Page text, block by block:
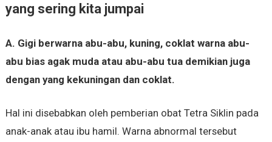
yang sering kita jumpai
A. Gigi berwarna abu-abu, kuning, coklat warna abu-
abu bias agak muda atau abu-abu tua demikian juga
dengan yang kekuningan dan coklat.
Hal ini disebabkan oleh pemberian obat Tetra Siklin pada
anak-anak atau ibu hamil. Warna abnormal tersebut